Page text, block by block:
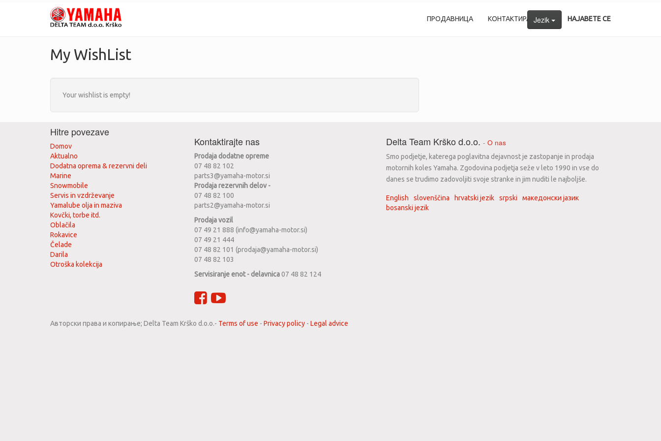
ПРОДАВНИЦА КОНТАКТИРАЈТЕ НÉ НАЈАВЕТЕ СЕ
Jezik
My WishList
Your wishlist is empty!
Hitre povezave
Domov
Aktualno
Dodatna oprema & rezervni deli
Marine
Snowmobile
Servis in vzdrževanje
Yamalube olja in maziva
Kovčki, torbe itd.
Oblačila
Rokavice
Čelade
Darila
Otroška kolekcija
Kontaktirajte nas
Prodaja dodatne opreme
07 48 82 102
parts3@yamaha-motor.si
Prodaja rezervnih delov -
07 48 82 100
parts2@yamaha-motor.si
Prodaja vozil
07 49 21 888 (info@yamaha-motor.si)
07 49 21 444
07 48 82 101 (prodaja@yamaha-motor.si)
07 48 82 103
Servisiranje enot - delavnica07 48 82 124
Delta Team Krško d.o.o. - O nas
Smo podjetje, katerega poglavitna dejavnost je zastopanje in prodaja
motornih koles Yamaha. Zgodovina podjetja seže v leto 1990 in vse do
danes se trudimo zadovoljiti svoje stranke in jim nuditi le najboljše.
English slovenščina hrvatski jezik srpski
македонски јазик
bosanski jezik
Авторски права и копирање; Delta Team Krško d.o.o.- Terms of use - Privacy policy - Legal advice